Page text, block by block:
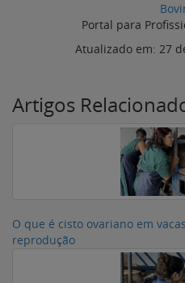
Portal para
Atualizado em: 27
Artigos
O que é cisto ovariano em
reprodução